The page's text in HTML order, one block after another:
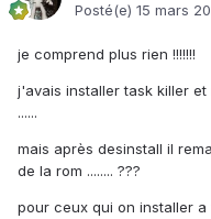
Posté(e) 15 mars
je comprend plus rien !!!!!!!
j'avais installer task killer
......
mais après desinstall il
de la rom ........ ???
pour ceux qui on installer